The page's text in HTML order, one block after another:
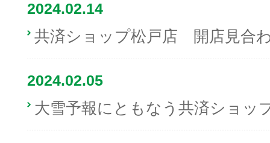
2024.02.14
共済ショップ松戸店 開店見合
2024.02.05
大雪予報にともなう共済ショッ